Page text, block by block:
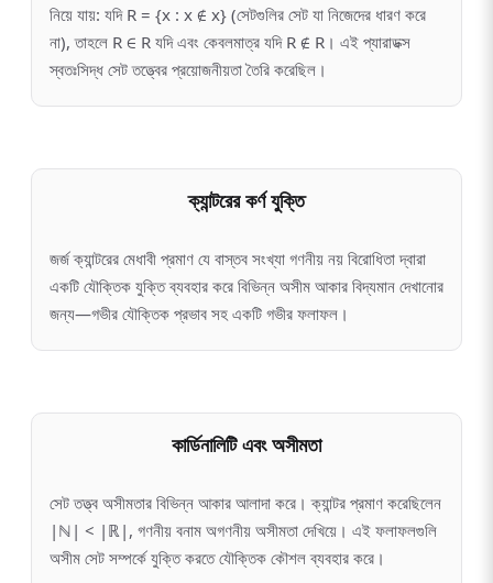
নিয়ে যায়: যদি R = {x : x ∉ x} (সেটগুলির সেট যা নিজেদের ধারণ করে
না), তাহলে R ∈ R যদি এবং কেবলমাত্র যদি R ∉ R। এই প্যারাডক্স
স্বতঃসিদ্ধ সেট তত্ত্বের প্রয়োজনীয়তা তৈরি করেছিল।
ক্যান্টরের কর্ণ যুক্তি
জর্জ ক্যান্টরের মেধাবী প্রমাণ যে বাস্তব সংখ্যা গণনীয় নয় বিরোধিতা দ্বারা
একটি যৌক্তিক যুক্তি ব্যবহার করে বিভিন্ন অসীম আকার বিদ্যমান দেখানোর
জন্য—গভীর যৌক্তিক প্রভাব সহ একটি গভীর ফলাফল।
কার্ডিনালিটি এবং অসীমতা
সেট তত্ত্ব অসীমতার বিভিন্ন আকার আলাদা করে। ক্যান্টর প্রমাণ করেছিলেন
|ℕ| < |ℝ|, গণনীয় বনাম অগণনীয় অসীমতা দেখিয়ে। এই ফলাফলগুলি
অসীম সেট সম্পর্কে যুক্তি করতে যৌক্তিক কৌশল ব্যবহার করে।